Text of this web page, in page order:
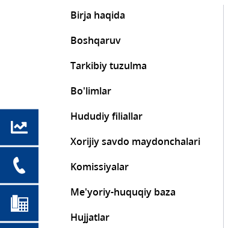
Birja haqida
Boshqaruv
Tarkibiy tuzulma
Bo'limlar
Hududiy filiallar
Xorijiy savdo maydonchalari
Komissiyalar
Me'yoriy-huquqiy baza
Hujjatlar